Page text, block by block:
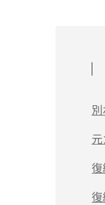
復
復